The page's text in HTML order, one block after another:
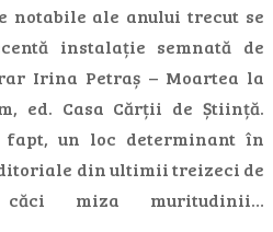
ale anului trecut se
instalație semnată de
Irina Petraș – Moartea la
ed. Casa Cărții de Știință.
fapt, un loc determinant în
din ultimii treizeci de
miza muritudinii…